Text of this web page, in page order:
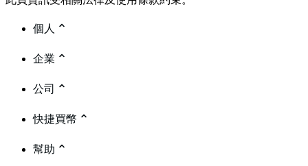
個人
企業
公司
快捷買幣
幫助